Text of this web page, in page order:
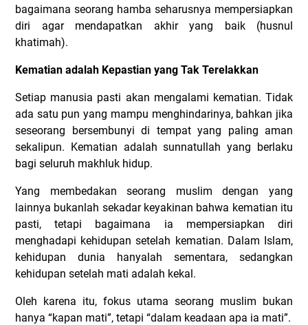
bagaimana seorang hamba seharusnya mempersiapkan
diri agar mendapatkan akhir yang baik (husnul
khatimah).
Kematian adalah Kepastian yang Tak Terelakkan
Setiap manusia pasti akan mengalami kematian. Tidak
ada satu pun yang mampu menghindarinya, bahkan jika
seseorang bersembunyi di tempat yang paling aman
sekalipun. Kematian adalah sunnatullah yang berlaku
bagi seluruh makhluk hidup.
Yang membedakan seorang muslim dengan yang
lainnya bukanlah sekadar keyakinan bahwa kematian itu
pasti, tetapi bagaimana ia mempersiapkan diri
menghadapi kehidupan setelah kematian. Dalam Islam,
kehidupan dunia hanyalah sementara, sedangkan
kehidupan setelah mati adalah kekal.
Oleh karena itu, fokus utama seorang muslim bukan
hanya “kapan mati”, tetapi “dalam keadaan apa ia mati”.